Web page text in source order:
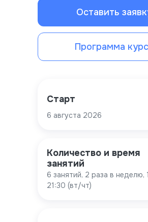
Количество и время
занятий
6 занятий, 2 раза в неделю,
21:30 (вт/чт)
Старт
6 августа 2026
Оставить
Программа